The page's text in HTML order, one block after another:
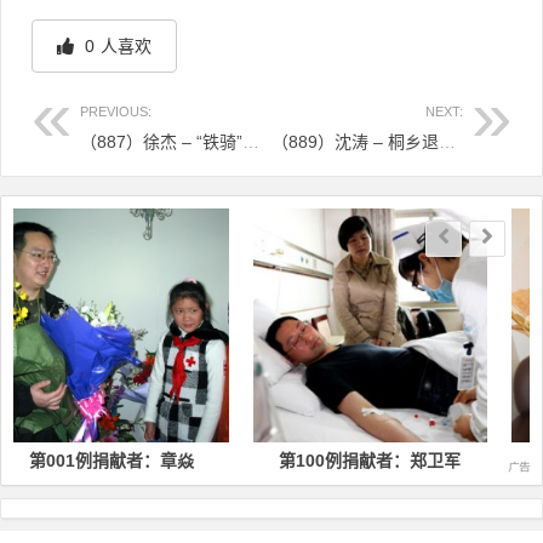
0 人喜欢
PREVIOUS: NEXT:
文章导航
献者：章焱 第100例捐献者：郑卫军 第200例捐